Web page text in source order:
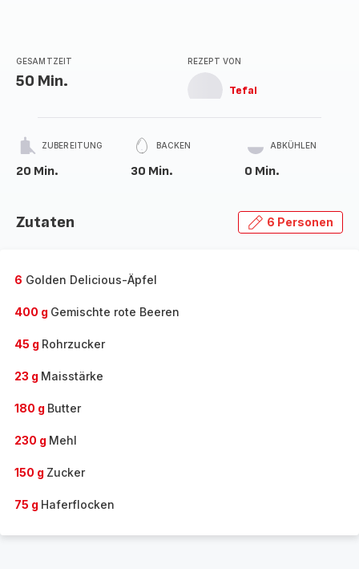
GESAMTZEIT
50 Min.
REZEPT VON
Tefal
ZUBEREITUNG
20 Min.
BACKEN
30 Min.
ABKÜHLEN
0 Min.
Zutaten 6 Personen
6 Golden Delicious-Äpfel
400 g Gemischte rote Beeren
45 g Rohrzucker
23 g Maisstärke
180 g Butter
230 g Mehl
150 g Zucker
75 g Haferflocken